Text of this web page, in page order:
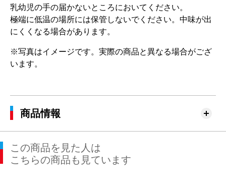
乳幼児の手の届かないところにおいてください。
極端に低温の場所には保管しないでください。中味が出
にくくなる場合があります。
※写真はイメージです。実際の商品と異なる場合がござ
います。
商品情報
この商品を見た人は
こちらの商品も見ています